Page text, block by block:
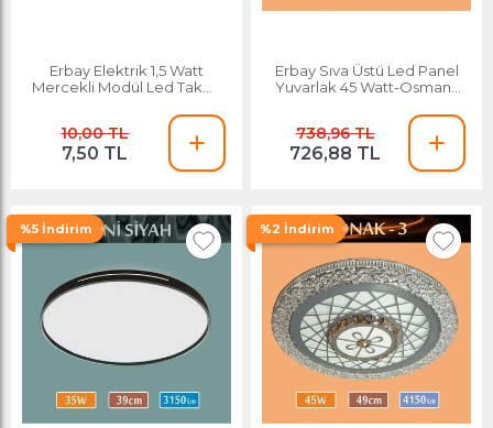
Erbay Elektrik 1,5 Watt
Mercekli Modül Led Takoz
10,00 TL
7,50 TL
Erbay Sıva Üstü Led Panel
Yuvarlak 45 Watt-Osmanlı
738,96 TL
726,88 TL
%5 İndirim %2 İndirim